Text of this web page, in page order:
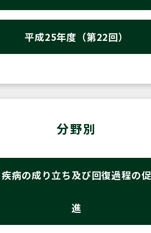
平成25年度（第22回）
分野別
疾病の成り立ち及び回復過程の促
進